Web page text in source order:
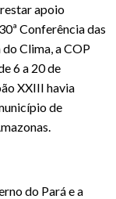
apoio
Conferência das
Clima, a COP
6 a 20 de
XXIII havia
de
do Pará e a